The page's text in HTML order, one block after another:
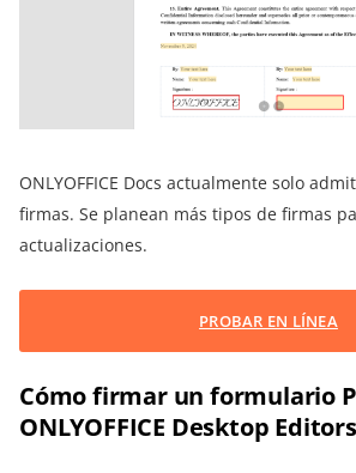
ONLYOFFICE Docs actualmente solo
firmas. Se planean más tipos de firmas
actualizaciones.
PROBAR EN LÍNEA
Cómo firmar un formulario
ONLYOFFICE Desktop Editors